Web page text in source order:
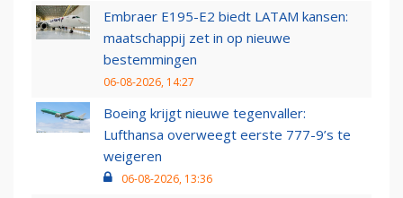
Embraer E195-E2 biedt LATAM kansen:
maatschappij zet in op nieuwe
bestemmingen
06-08-2026, 14:27
Boeing krijgt nieuwe tegenvaller:
Lufthansa overweegt eerste 777-9’s te
weigeren
06-08-2026, 13:36